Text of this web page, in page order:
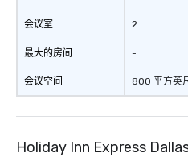
会议室
最大的房间
会议空间
2
-
800 平方英
Holiday Inn Express